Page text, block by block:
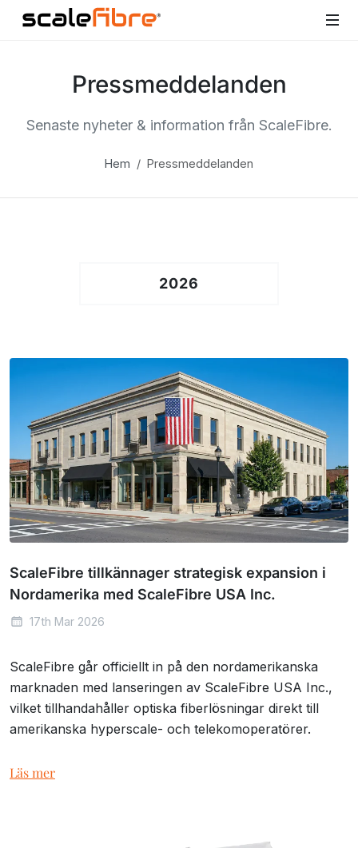
Pressmeddelanden
Senaste nyheter & information från ScaleFibre.
Hem Pressmeddelanden
2026
ScaleFibre tillkännager strategisk expansion i
Nordamerika med ScaleFibre USA Inc.
17th Mar 2026
ScaleFibre går officiellt in på den nordamerikanska
marknaden med lanseringen av ScaleFibre USA Inc.,
vilket tillhandahåller optiska fiberlösningar direkt till
amerikanska hyperscale- och telekomoperatörer.
Läs mer